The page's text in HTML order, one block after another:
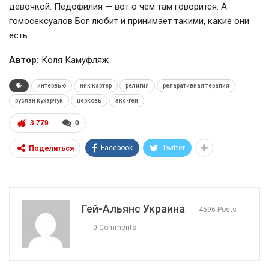
девочкой. Педофилия — вот о чем там говорится. А
гомосексуалов Бог любит и принимает такими, какие они
есть.
Автор: Коля Камуфляж
интервью ник картер религия репаративная терапия
руслан кухарчук церковь экс-геи
0
3 779
Поделиться Facebook Twitter
Гей-Альянс Украина 4596 Posts
0 Comments